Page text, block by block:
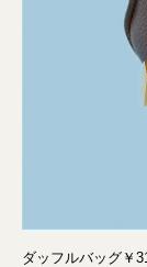
ダッフルバッグ￥